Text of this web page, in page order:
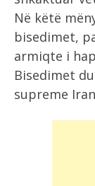
Në këtë
bisedimet,
armiqte i
Bisedimet
supreme